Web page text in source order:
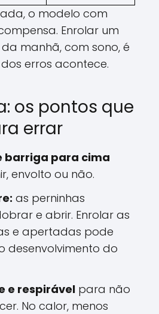
o modelo com
Enrolar um
manhã, com sono, é
erros acontece.
os pontos que
errar
barriga para cima
envolto ou não.
as perninhas
e abrir. Enrolar as
e apertadas pode
desenvolvimento do
e respirável para não
No calor, menos